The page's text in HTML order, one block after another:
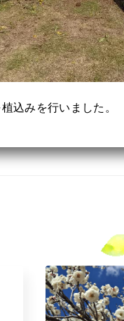
込みを行いました。